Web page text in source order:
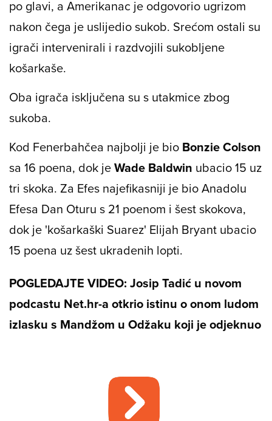
po glavi, a Amerikanac je odgovorio ugrizom
nakon čega je uslijedio sukob. Srećom ostali su
igrači intervenirali i razdvojili sukobljene
košarkaše.
Oba igrača isključena su s utakmice zbog
sukoba.
Kod Fenerbahčea najbolji je bio Bonzie Colson
sa 16 poena, dok jeWade Baldwin ubacio 15 uz
tri skoka. Za Efes najefikasniji je bio Anadolu
Efesa Dan Oturu s 21 poenom i šest skokova,
dok je 'košarkaški Suarez' Elijah Bryant ubacio
15 poena uz šest ukradenih lopti.
POGLEDAJTE VIDEO: Josip Tadić u novom
podcastu Net.hr-a otkrio istinu o onom ludom
izlasku s Mandžom u Odžaku koji je odjeknuo